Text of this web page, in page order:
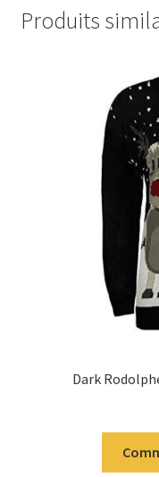
Produits
Dark